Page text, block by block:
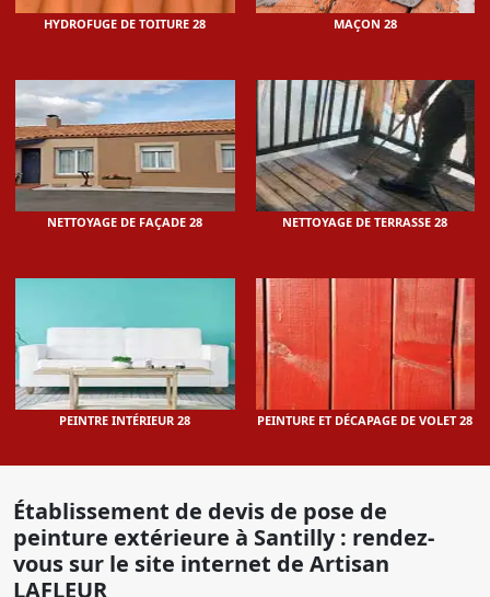
HYDROFUGE DE TOITURE 28 MAÇON 28
NETTOYAGE DE FAÇADE 28 NETTOYAGE DE TERRASSE 28
PEINTRE INTÉRIEUR 28 PEINTURE ET DÉCAPAGE DE VOLET 28
Établissement de devis de pose de
peinture extérieure à Santilly : rendez-
vous sur le site internet de Artisan
LAFLEUR